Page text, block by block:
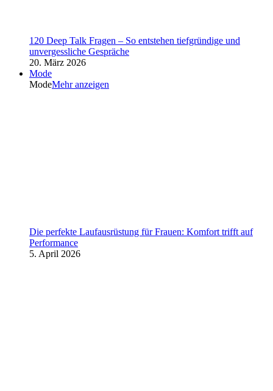
120 Deep Talk Fragen – So entstehen tiefgründige und
unvergessliche Gespräche
20. März 2026
Mode
ModeMehr anzeigen
Die perfekte Laufausrüstung für Frauen: Komfort trifft auf
Performance
5. April 2026